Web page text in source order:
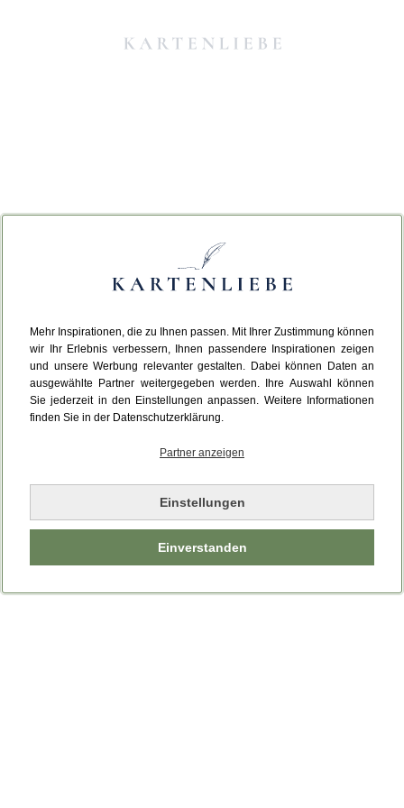
Mehr Inspirationen, die zu Ihnen passen. Mit Ihrer Zustimmung können
wir Ihr Erlebnis verbessern, Ihnen passendere Inspirationen zeigen
und unsere Werbung relevanter gestalten. Dabei können Daten an
ausgewählte Partner weitergegeben werden. Ihre Auswahl können
Sie jederzeit in den Einstellungen anpassen. Weitere Informationen
finden Sie in der Datenschutzerklärung.
Partner anzeigen
Einstellungen
Einverstanden
Da ist etwas schiefgelaufen.
Leider ist ein technischer Fehler aufgetreten.
Bitte laden Sie die Seite neu.